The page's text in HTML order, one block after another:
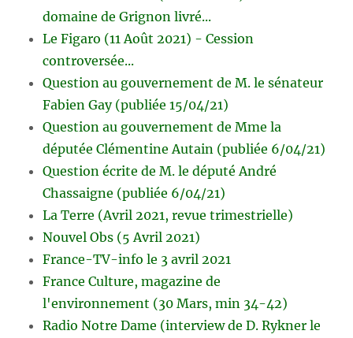
domaine de Grignon livré...
Le Figaro (11 Août 2021) - Cession
controversée...
Question au gouvernement de M. le sénateur
Fabien Gay (publiée 15/04/21)
Question au gouvernement de Mme la
députée Clémentine Autain (publiée 6/04/21)
Question écrite de M. le député André
Chassaigne (publiée 6/04/21)
La Terre (Avril 2021, revue trimestrielle)
Nouvel Obs (5 Avril 2021)
France-TV-info le 3 avril 2021
France Culture, magazine de
l'environnement (30 Mars, min 34-42)
Radio Notre Dame (interview de D. Rykner le